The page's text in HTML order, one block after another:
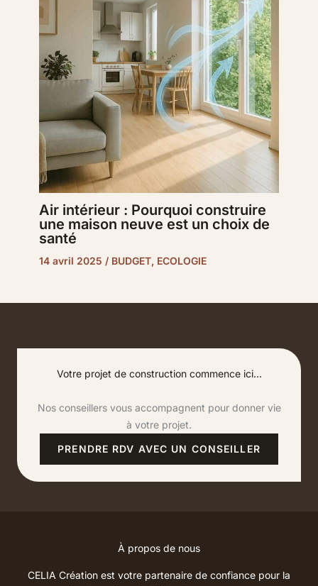
Air intérieur : Pourquoi construire
une maison neuve est un choix de
santé
14 avril 2025 / BUDGET, ECOLOGIE
Votre projet de construction commence ici...
Nos conseillers vous accompagnent pour donner vie
à votre projet.
PRENDRE RDV AVEC UN CONSEILLER
À propos de nous
CELIA Création est votre partenaire de confiance pour la